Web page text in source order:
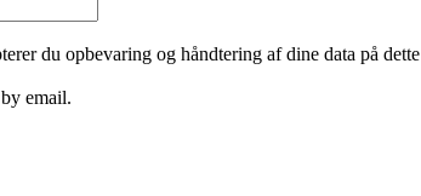
du opbevaring og håndtering af dine data på
email.